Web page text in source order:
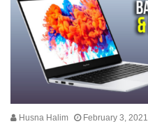
Husna Halim February 3, 2021